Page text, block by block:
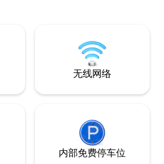
无线网络
内部免费停车位